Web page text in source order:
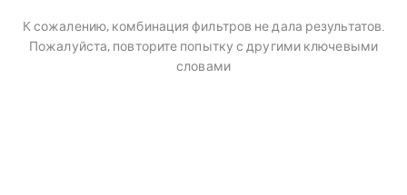
К сожалению, комбинация фильтров не дала результатов.
Пожалуйста, повторите попытку с другими ключевыми
словами